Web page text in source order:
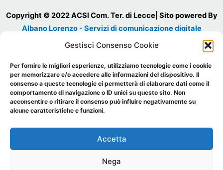
Gestisci Consenso Cookie
Per fornire le migliori esperienze, utilizziamo tecnologie come i cookie
per memorizzare e/o accedere alle informazioni del dispositivo. Il
consenso a queste tecnologie ci permetterà di elaborare dati come il
comportamento di navigazione o ID unici su questo sito. Non
acconsentire o ritirare il consenso può influire negativamente su
alcune caratteristiche e funzioni.
Accetta
Nega
Copyright © 2022 ACSI Com. Ter. di Lecce| Sito powered By
Albano Lorenzo - Servizi di comunicazione digitale
Cod. Fiscale 93030980754
Sede Legale: Via Municipio, 5 Salice Salentino 73015 (LE) Tel.:
0832733739- lecce@acsi.it
Privacy Policy - Cookie policy